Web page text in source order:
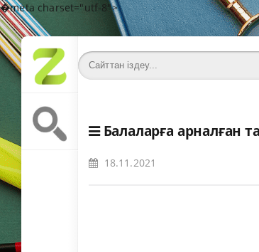
�meta charset="utf-8">
Балаларға арналған
18.11.2021